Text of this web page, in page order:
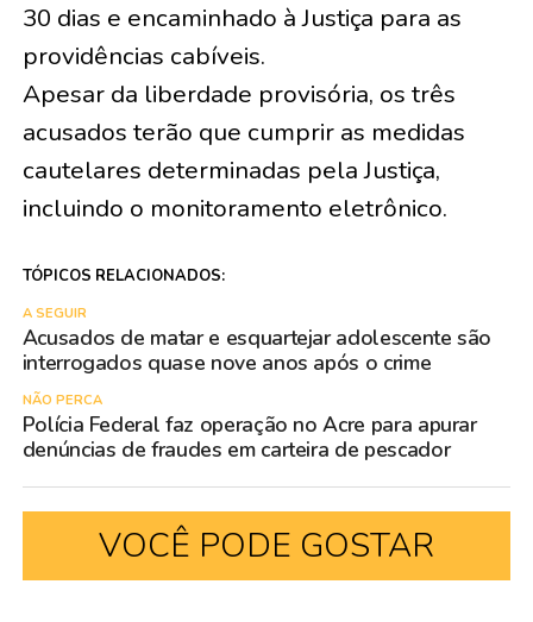
30 dias e encaminhado à Justiça para as
providências cabíveis.
Apesar da liberdade provisória, os três
acusados terão que cumprir as medidas
cautelares determinadas pela Justiça,
incluindo o monitoramento eletrônico.
TÓPICOS RELACIONADOS:
A SEGUIR
Acusados de matar e esquartejar adolescente são
interrogados quase nove anos após o crime
NÃO PERCA
Polícia Federal faz operação no Acre para apurar
denúncias de fraudes em carteira de pescador
VOCÊ PODE GOSTAR